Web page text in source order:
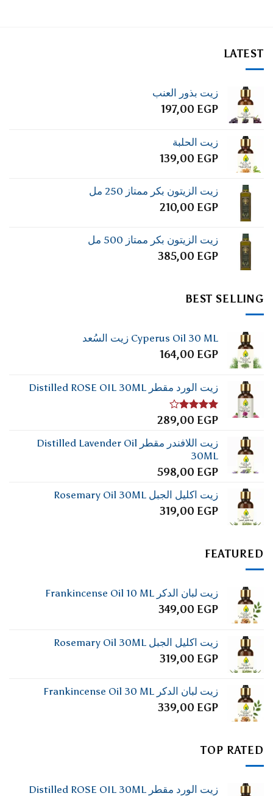
LATEST
زيت بذور العنب
197,00 EGP
زيت الحلبة
139,00 EGP
زيت الزيتون بكر ممتاز 250 مل
210,00 EGP
زيت الزيتون بكر ممتاز 500 مل
385,00 EGP
BEST SELLING
Cyperus Oil 30 ML زيت السُعد
164,00 EGP
زيت الورد مقطر Distilled ROSE OIL 30ML
تم
من
5
289,00 EGP
زيت اللافندر مقطر Distilled Lavender Oil
30ML
598,00 EGP
زيت اكليل الجبل Rosemary Oil 30ML
319,00 EGP
FEATURED
زيت لبان الدكر Frankincense Oil 10 ML
349,00 EGP
زيت اكليل الجبل Rosemary Oil 30ML
319,00 EGP
زيت لبان الدكر Frankincense Oil 30 ML
339,00 EGP
TOP RATED
زيت الورد مقطر Distilled ROSE OIL 30ML